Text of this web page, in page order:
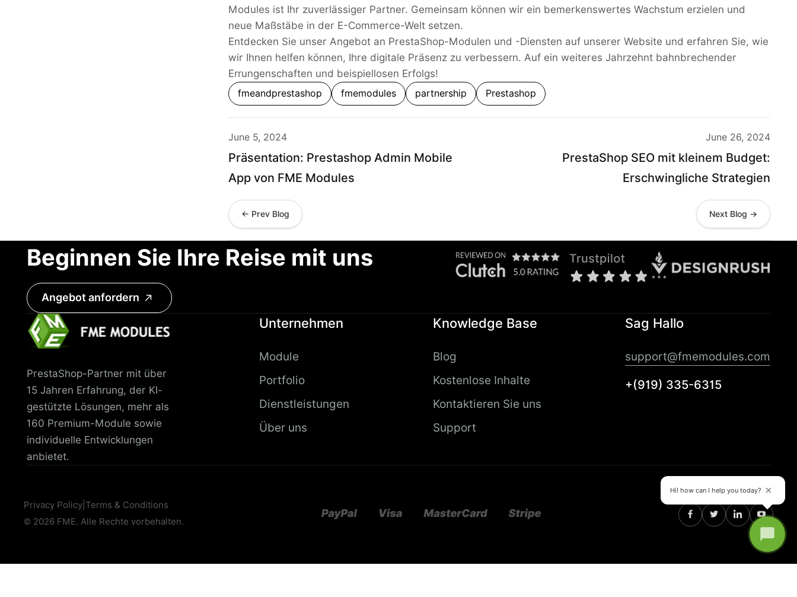
Modules ist Ihr zuverlässiger Partner. Gemeinsam können wir ein bemerkenswertes Wachstum erzielen und
neue Maßstäbe in der E-Commerce-Welt setzen.
Entdecken Sie unser Angebot an PrestaShop-Modulen und -Diensten auf unserer Website und erfahren Sie, wie
wir Ihnen helfen können, Ihre digitale Präsenz zu verbessern. Auf ein weiteres Jahrzehnt bahnbrechender
Errungenschaften und beispiellosen Erfolgs!
fmeandprestashop fmemodules partnership Prestashop
June 5, 2024
Präsentation: Prestashop Admin Mobile
App von FME Modules
← Prev Blog
June 26, 2024
PrestaShop SEO mit kleinem Budget:
Erschwingliche Strategien
Next Blog →
Beginnen Sie Ihre Reise mit uns
Angebot anfordern
PrestaShop-Partner mit über
15 Jahren Erfahrung, der KI-
gestützte Lösungen, mehr als
160 Premium-Module sowie
individuelle Entwicklungen
anbietet.
Unternehmen
Module
Portfolio
Dienstleistungen
Über uns
Knowledge Base
Blog
Kostenlose Inhalte
Kontaktieren Sie uns
Support
Sag Hallo
support@fmemodules.com
+(919) 335-6315
Hi! how can I help you today?
Privacy Policy Terms & Conditions
© 2026 FME. Alle Rechte vorbehalten.